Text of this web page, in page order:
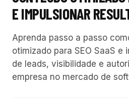
E IMPULSIONAR
Aprenda passo a passo
otimizado para SEO SaaS e
de leads, visibilidade e
empresa no mercado de